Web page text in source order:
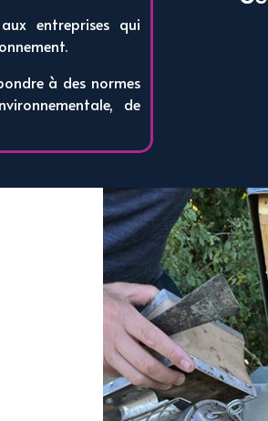
entreprises qui
à des normes
de